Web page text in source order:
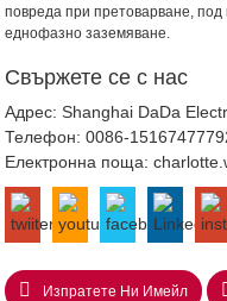
повреда при претоварване,
еднофазно заземяване.
Свържете се с нас
Адрес: Shanghai DaDa
Телефон:0086-
Електронна поща:
Изпратете Ни Имейл